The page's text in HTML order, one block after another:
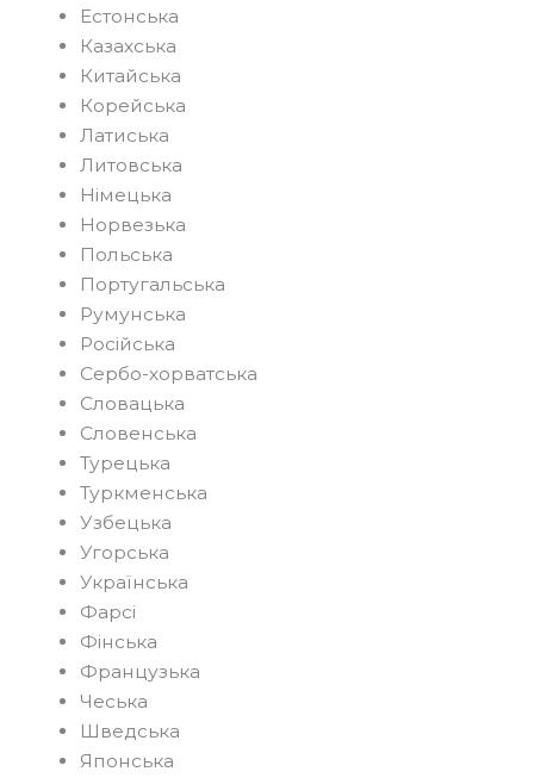
Естонська
Казахська
Китайська
Корейська
Латиська
Литовська
Німецька
Норвезька
Польська
Португальська
Румунська
Російська
Сербо-хорватська
Словацька
Словенська
Турецька
Туркменська
Узбецька
Угорська
Українська
Фарсі
Фінська
Французька
Чеська
Шведська
Японська